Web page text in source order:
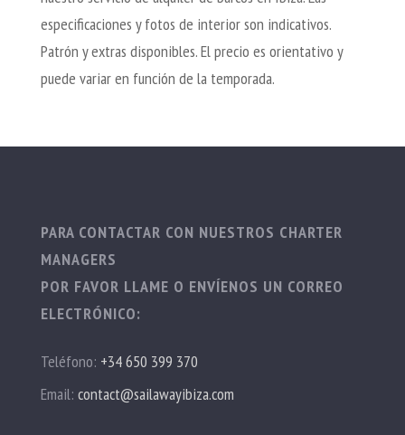
especificaciones y fotos de interior son indicativos.
Patrón y extras disponibles. El precio es orientativo y
puede variar en función de la temporada.
PARA CONTACTAR CON NUESTROS CHARTER
MANAGERS
POR FAVOR LLAME O ENVÍENOS UN CORREO
ELECTRÓNICO:
Teléfono: +34 650 399 370
Email: contact@sailawayibiza.com